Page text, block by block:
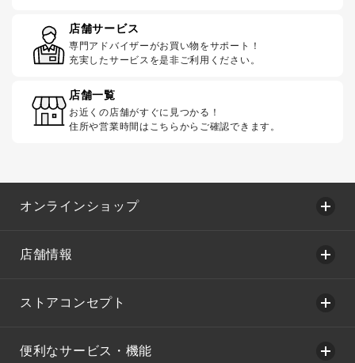
店舗サービス
専門アドバイザーがお買い物をサポート！
充実したサービスを是非ご利用ください。
店舗一覧
お近くの店舗がすぐに見つかる！
住所や営業時間はこちらからご確認できます。
オンラインショップ
店舗情報
ストアコンセプト
便利なサービス・機能